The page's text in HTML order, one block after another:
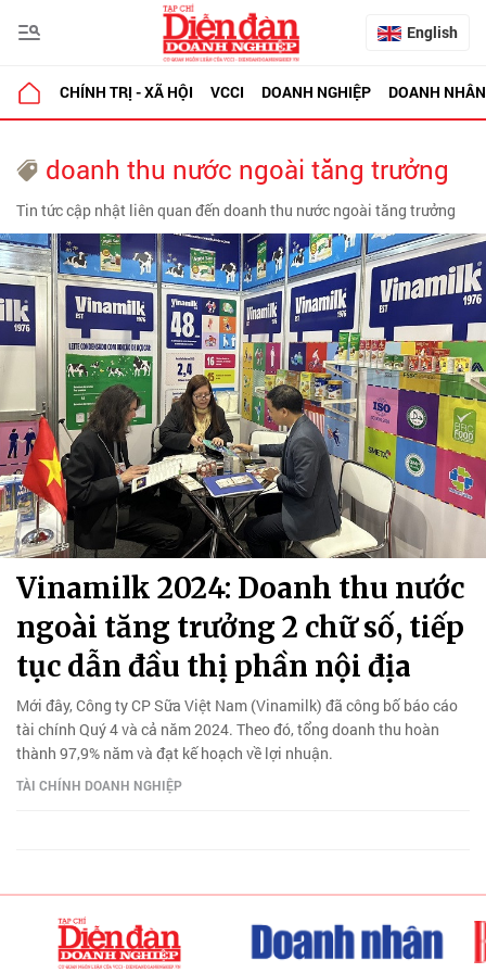
English
CHÍNH TRỊ - XÃ HỘI VCCI DOANH NGHIỆP DOANH NHÂN
doanh thu nước ngoài tăng trưởng
Tin tức cập nhật liên quan đến doanh thu nước ngoài tăng trưởng
Vinamilk 2024: Doanh thu nước
ngoài tăng trưởng 2 chữ số, tiếp
tục dẫn đầu thị phần nội địa
Mới đây, Công ty CP Sữa Việt Nam (Vinamilk) đã công bố báo cáo
tài chính Quý 4 và cả năm 2024. Theo đó, tổng doanh thu hoàn
thành 97,9% năm và đạt kế hoạch về lợi nhuận.
TÀI CHÍNH DOANH NGHIỆP